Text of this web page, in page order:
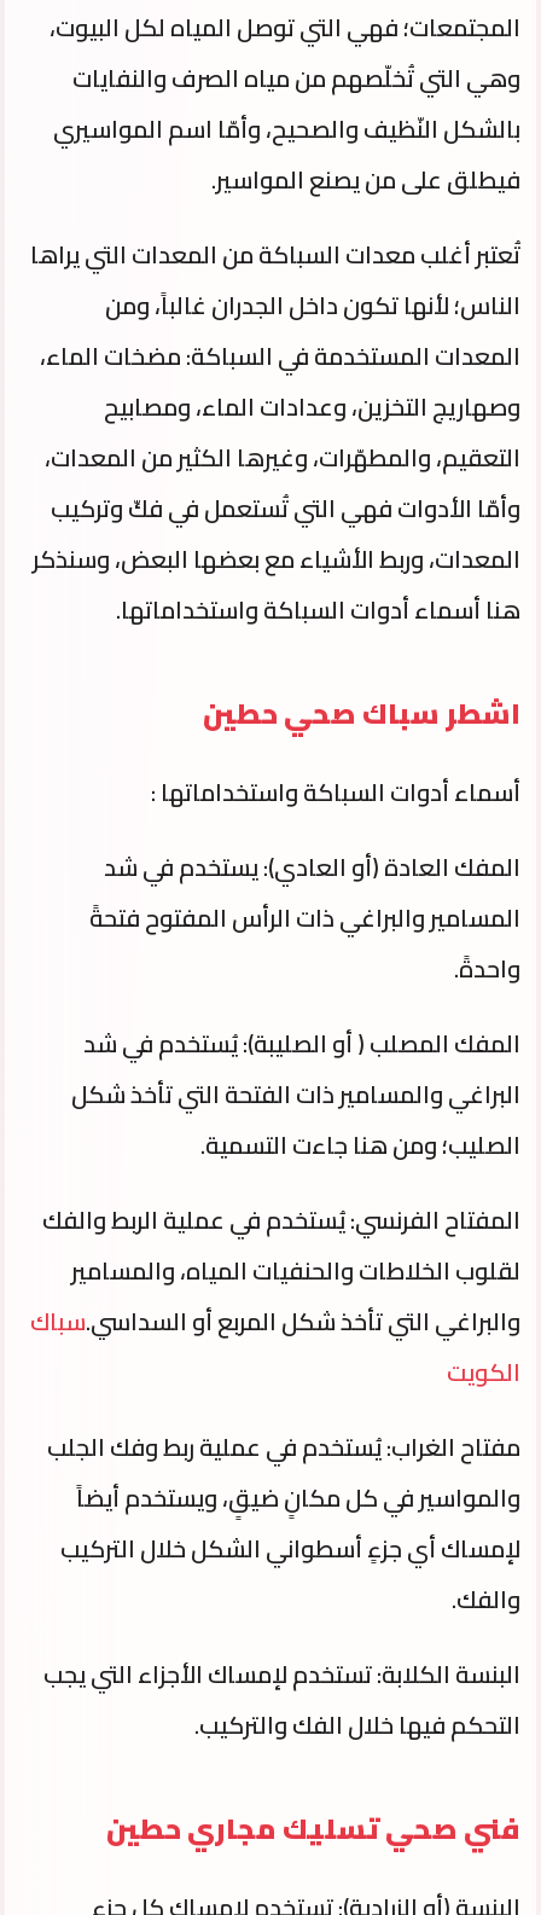
المجتمعات؛ فهي التي توصل المياه لكل البيوت،
وهي التي تُخلّصهم من مياه الصرف والنفايات
بالشكل النّظيف والصحيح، وأمّا اسم المواسيري
فيطلق على من يصنع المواسير.
تُعتبر أغلب معدات السباكة من المعدات التي يراها
الناس؛ لأنها تكون داخل الجدران غالباً، ومن
المعدات المستخدمة في السباكة: مضخات الماء،
وصهاريج التخزين، وعدادات الماء، ومصابيح
التعقيم، والمطهّرات، وغيرها الكثير من المعدات،
وأمّا الأدوات فهي التي تُستعمل في فكّ وتركيب
المعدات، وربط الأشياء مع بعضها البعض، وسنذكر
هنا أسماء أدوات السباكة واستخداماتها.
اشطر سباك صحي حطين
أسماء أدوات السباكة واستخداماتها :
المفك العادة (أو العادي): يستخدم في شد
المسامير والبراغي ذات الرأس المفتوح فتحةً
واحدةً.
المفك المصلب ( أو الصليبة): يُستخدم في شد
البراغي والمسامير ذات الفتحة التي تأخذ شكل
الصليب؛ ومن هنا جاءت التسمية.
المفتاح الفرنسي: يُستخدم في عملية الربط والفك
لقلوب الخلاطات والحنفيات المياه، والمسامير
والبراغي التي تأخذ شكل المربع أو السداسي.سباك
الكويت
مفتاح الغراب: يُستخدم في عملية ربط وفك الجلب
والمواسير في كل مكانٍ ضيقٍ، ويستخدم أيضاً
لإمساك أي جزءٍ أسطواني الشكل خلال التركيب
والفك.
البنسة الكلابة: تستخدم لإمساك الأجزاء التي يجب
التحكم فيها خلال الفك والتركيب.
فني صحي تسليك مجاري حطين